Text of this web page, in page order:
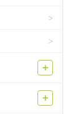
＋
＋